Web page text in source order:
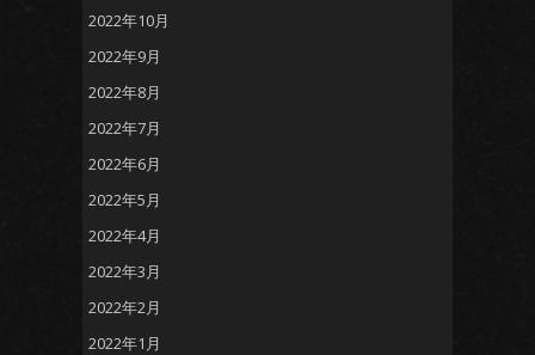
2022年10月
2022年9月
2022年8月
2022年7月
2022年6月
2022年5月
2022年4月
2022年3月
2022年2月
2022年1月